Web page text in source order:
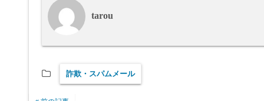
tarou
詐欺・スパムメール